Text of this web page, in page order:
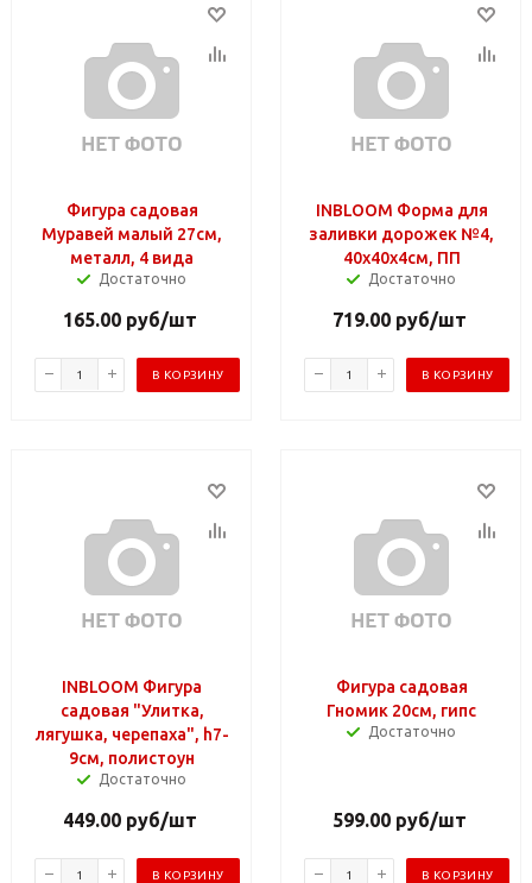
Фигура садовая
Муравей малый 27см,
металл, 4 вида
Достаточно
165.00руб/шт
В КОРЗИНУ
INBLOOM Форма для
заливки дорожек №4,
40x40x4см, ПП
Достаточно
719.00руб/шт
В КОРЗИНУ
INBLOOM Фигура
садовая "Улитка,
лягушка, черепаха", h7-
9см, полистоун
Достаточно
449.00руб/шт
В КОРЗИНУ
Фигура садовая
Гномик 20см, гипс
Достаточно
599.00руб/шт
В КОРЗИНУ